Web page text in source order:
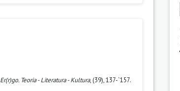
Er(r)go. Teoria - Literatura - Kultura, (39), 137-`157.